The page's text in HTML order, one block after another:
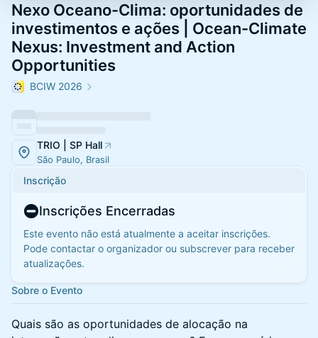
Nexo Oceano-Clima: oportunidades de
investimentos e ações | Ocean-Climate
Nexus: Investment and Action
Opportunities
BCIW 2026
TRIO | SP Hall
São Paulo, Brasil
Inscrição
Inscrições Encerradas
Este evento não está atualmente a aceitar inscrições.
Pode contactar o organizador ou subscrever para receber
atualizações.
Sobre o Evento
Quais são as oportunidades de alocação na